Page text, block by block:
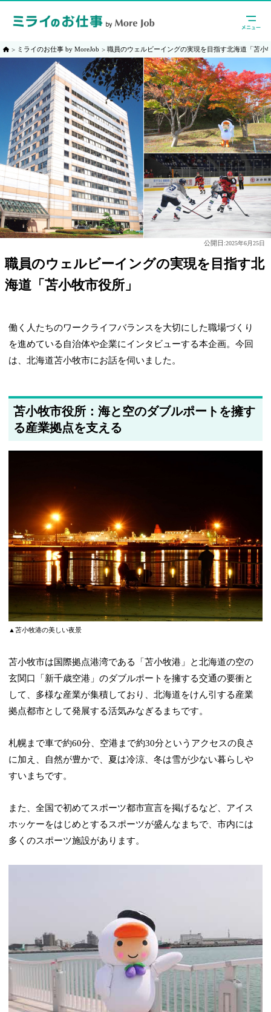
ミライのお仕事 by MoreJob 職員のウェルビーイングの実現を目指す北海道「苫小
公開日:2025年6月25日
職員のウェルビーイングの実現を目指す北
海道「苫小牧市役所」
働く人たちのワークライフバランスを大切にした職場づくり
を進めている自治体や企業にインタビューする本企画。今回
は、北海道苫小牧市にお話を伺いました。
苫小牧市役所：海と空のダブルポートを擁す
る産業拠点を支える
▲苫小牧港の美しい夜景
苫小牧市は国際拠点港湾である「苫小牧港」と北海道の空の
玄関口「新千歳空港」のダブルポートを擁する交通の要衝と
して、多様な産業が集積しており、北海道をけん引する産業
拠点都市として発展する活気みなぎるまちです。
札幌まで車で約60分、空港まで約30分というアクセスの良さ
に加え、自然が豊かで、夏は冷涼、冬は雪が少ない暮らしや
すいまちです。
また、全国で初めてスポーツ都市宣言を掲げるなど、アイス
ホッケーをはじめとするスポーツが盛んなまちで、市内には
多くのスポーツ施設があります。